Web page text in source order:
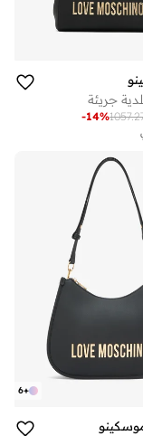
جريئة
-14%
+
6